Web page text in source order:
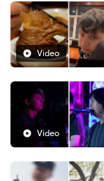
Video
Video